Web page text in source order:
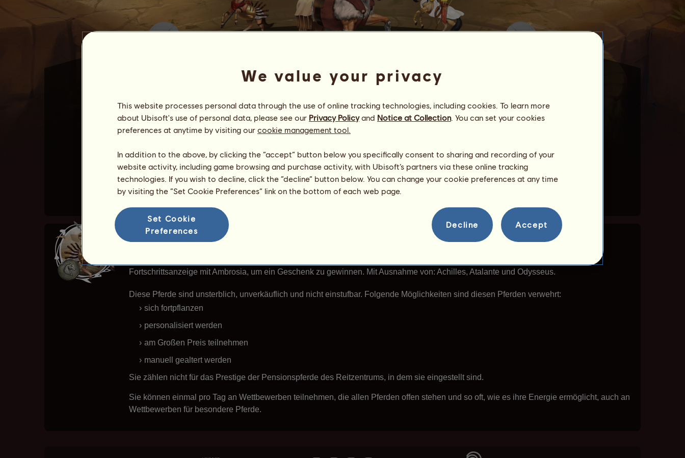
Odysseus gehört zu dengriechischen Heldenpferden.
Du kannst seine Fähigkeitenmit Hilfe von Pässenverbessern.
Alle Besitzer von Odysseus anzeigen
Die göttlichen griechischen Heldenpferde
Die griechischen Heldenpferde sind göttliche Pferde. Jedes Pferd stellt einen Helden der griechischen Mythologie dar. Fülle Deine
Fortschrittsanzeige mit Ambrosia, um ein Geschenk zu gewinnen. Mit Ausnahme von: Achilles, Atalante und Odysseus.
Diese Pferde sind unsterblich, unverkäuflich und nicht einstufbar. Folgende Möglichkeiten sind diesen Pferden verwehrt:
sich fortpflanzen
personalisiert werden
am Großen Preis teilnehmen
manuell gealtert werden
Sie zählen nicht für das Prestige der Pensionspferde des Reitzentrums, in dem sie eingestellt sind.
Sie können einmal pro Tag an Wettbewerben teilnehmen, die allen Pferden offen stehen und so oft, wie es ihre Energie ermöglicht, auch an
Wettbewerben für besondere Pferde.
We value your privacy
This website processes personal data through the use of online tracking technologies, including cookies. To learn more
about Ubisoft's use of personal data, please see our Privacy Policyand Notice at Collection. You can set your cookies
preferences at anytime by visiting our cookie management tool.
In addition to the above, by clicking the “accept” button below you specifically consent to sharing and recording of your
website activity, including game browsing and purchase activity, with Ubisoft’s partners via these online tracking
technologies. If you wish to decline, click the “decline” button below. You can change your cookie preferences at any time
by visiting the “Set Cookie Preferences” link on the bottom of each web page.
Set Cookie
Preferences
Decline Accept